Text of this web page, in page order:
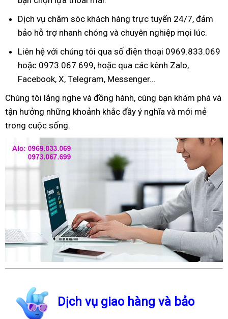
Dịch vụ chăm sóc khách hàng trực tuyến 24/7, đảm
bảo hỗ trợ nhanh chóng và chuyên nghiệp mọi lúc.
Liên hệ với chúng tôi qua số điện thoại 0969.833.069
hoặc 0973.067.699, hoặc qua các kênh Zalo,
Facebook, X, Telegram, Messenger…
Chúng tôi lắng nghe và đồng hành, cùng bạn khám phá và
tận hưởng những khoảnh khắc đầy ý nghĩa và mới mẻ
trong cuộc sống.
Dịch vụ giao hàng và bảo